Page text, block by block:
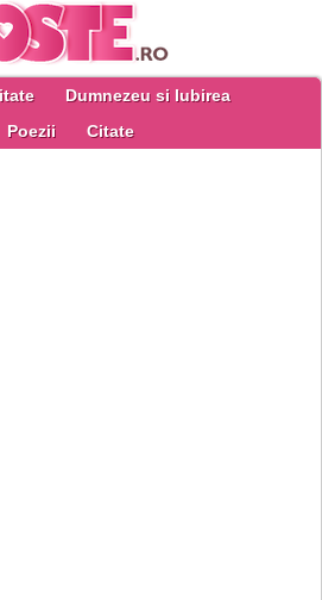
Dumnezeu si Iubirea
Poezii Citate